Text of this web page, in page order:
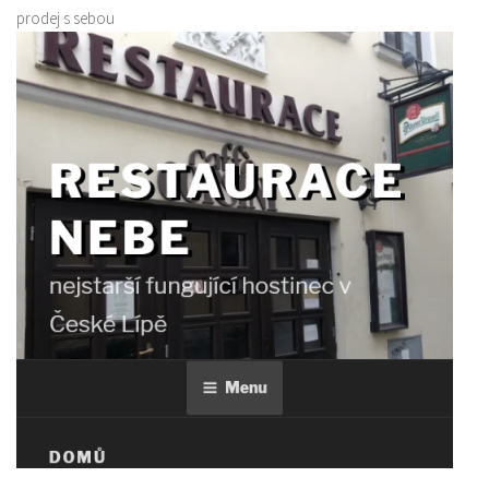
prodej s sebou